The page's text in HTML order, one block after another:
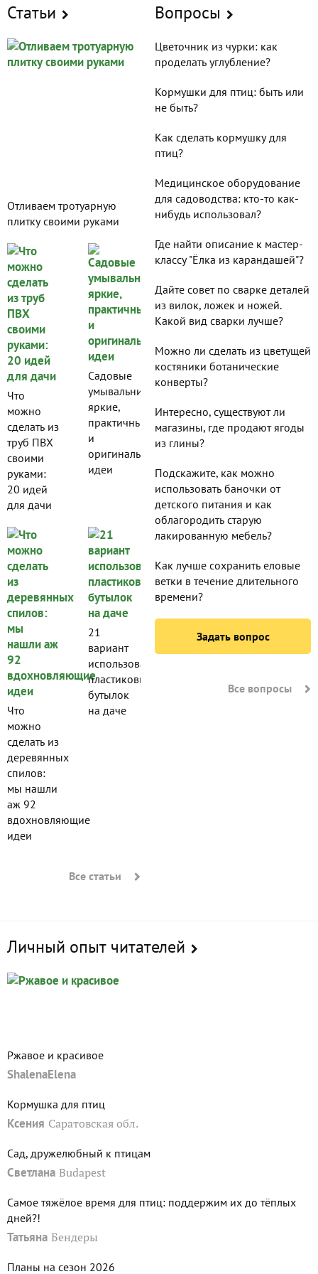
поделки из ниток
сделаем наши сады еще интереснее и краше!
Статьи
Отливаем тротуарную
плитку своими руками
Что
можно
сделать из
труб ПВХ
своими
руками:
20 идей
для дачи
Садовые
умывальники:
яркие,
практичные
и
оригинальные
идеи
Что
можно
сделать из
деревянных
спилов:
мы нашли
аж 92
вдохновляющие
идеи
21
вариант
использования
пластиковых
бутылок
на даче
Все статьи
Вопросы
Цветочник из чурки: как
проделать углубление?
Кормушки для птиц: быть или
не быть?
Как сделать кормушку для
птиц?
Медицинское оборудование
для садоводства: кто-то как-
нибудь использовал?
Где найти описание к мастер-
классу "Ёлка из карандашей"?
Дайте совет по сварке деталей
из вилок, ложек и ножей.
Какой вид сварки лучше?
Можно ли сделать из цветущей
костяники ботанические
конверты?
Интересно, существуют ли
магазины, где продают ягоды
из глины?
Подскажите, как можно
использовать баночки от
детского питания и как
облагородить старую
лакированную мебель?
Как лучше сохранить еловые
ветки в течение длительного
времени?
Задать вопрос
Все вопросы
Личный опыт читателей
Ржавое и красивое
ShalenaElena
Кормушка для птиц
Ксения Саратовская обл.
Сад, дружелюбный к птицам
Светлана Budapest
Самое тяжёлое время для птиц: поддержим их до тёплых
дней?!
Татьяна Бендеры
Планы на сезон 2026